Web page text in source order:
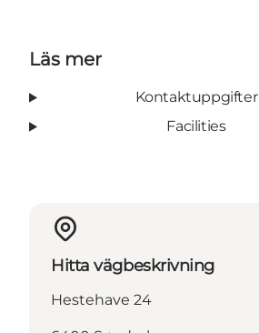
Läs mer
Kontaktuppgifter
Facilities
Hitta vägbeskrivning
Hestehave 24